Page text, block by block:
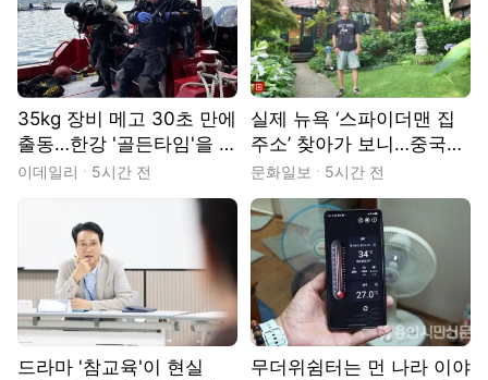
35kg 장비 메고 30초 만에
출동…한강 '골든타임'을 지
키는 사람들 [땀.땀.땀.]
이데일리 5시간 전
실제 뉴욕 ‘스파이더맨 집
주소’ 찾아가 보니…중국인
이 살고 있었다
문화일보 5시간 전
드라마 '참교육'이 현실
무더위쉼터는 먼 나라 이야